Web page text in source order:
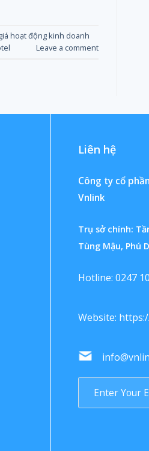
hoạt động kinh doanh
Leave a comment
Liên hệ
Công ty cổ
Vnlink
Trụ sở chính:
Tùng Mậu, Phú
Hotline: 0247
Website: